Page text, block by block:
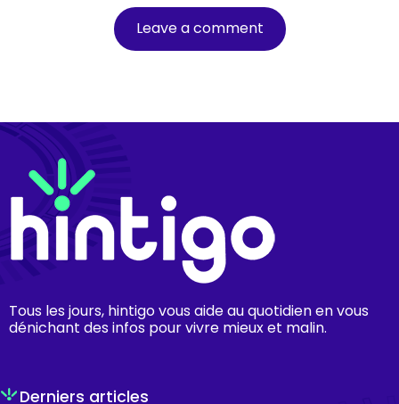
Tous les jours, hintigo vous aide au quotidien en vous
dénichant des infos pour vivre mieux et malin.
Derniers articles